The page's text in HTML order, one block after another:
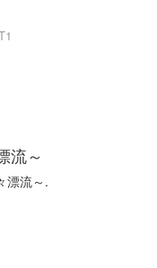
流～
漂流～.